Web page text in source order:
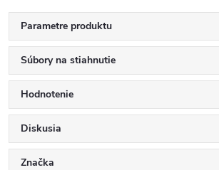
Parametre produktu
Súbory na stiahnutie
Hodnotenie
Diskusia
Značka